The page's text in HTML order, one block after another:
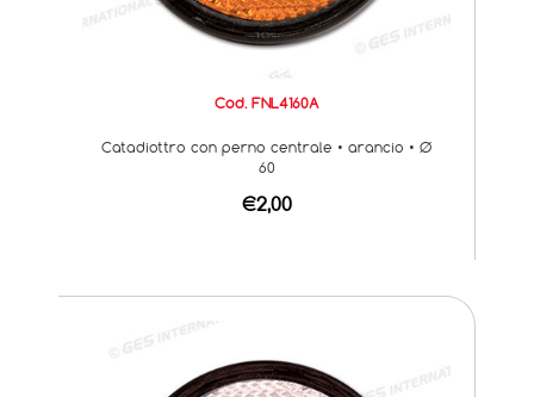
Cod. FNL4160A
Catadiottro con perno centrale • arancio • Ø
60
€2,00